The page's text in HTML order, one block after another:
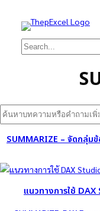
Search
Search
SUMMARIZE – จัดกลุ่ม
แนวทางการใช้